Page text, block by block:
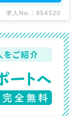
求人No. : 954520